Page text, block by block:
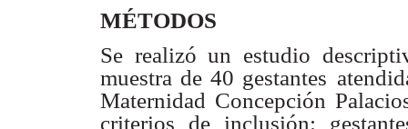
MÉTODOS
Se realizó un estudio
muestra de 40 gestantes
Maternidad Concepción
criterios de inclusión: